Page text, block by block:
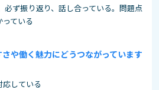
必ず振り返り、話し合っている。問題点
ている
や働く魅力にどうつながっています
している